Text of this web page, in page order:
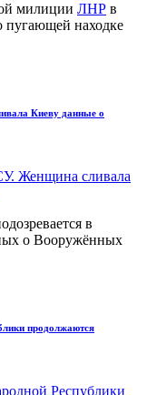
милиции ЛНР в
пугающей находке
Киеву данные о
в
о Вооружённых
продолжаются